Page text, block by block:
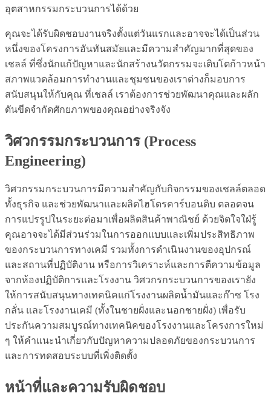
อุตสาหกรรมกระบวนการได้ด้วย
คุณจะได้รับผิดชอบงานจริงตั้งแต่วันแรกและอาจจะได้เป็นส่วน
หนึ่งของโครงการอันทันสมัยและมีความสำคัญมากที่สุดของ
เชลล์ ที่ซึ่งนักแก้ปัญหาและนักสร้างนวัตกรรมจะเติบโตก้าวหน้า
สภาพแวดล้อมการทำงานและชุมชนของเราต่างก็มอบการ
สนับสนุนให้กับคุณ ที่เชลล์ เราต้องการช่วยพัฒนาคุณและผลัก
ดันขีดจำกัดศักยภาพของคุณอย่างจริงจัง
วิศวกรรมกระบวนการ (Process
Engineering)
วิศวกรรมกระบวนการมีความสำคัญกับกิจกรรมของเชลล์ตลอด
ทั้งธุรกิจ และช่วยพัฒนาและผลิตไฮโดรคาร์บอนดิบ ตลอดจน
การแปรรูปในระยะต่อมาเพื่อผลิตสินค้าพาณิชย์ ด้วยจิตใจใฝ่รู้
คุณอาจจะได้มีส่วนร่วมในการออกแบบและเพิ่มประสิทธิภาพ
ของกระบวนการทางเคมี รวมทั้งการดำเนินงานของอุปกรณ์
และสถานที่ปฏิบัติงาน หรือการวิเคราะห์และการตีความข้อมูล
จากห้องปฏิบัติการและโรงงาน วิศวกรกระบวนการของเรายัง
ให้การสนับสนุนทางเทคนิคแก่โรงงานผลิตน้ำมันและก๊าซ โรง
กลั่น และโรงงานเคมี (ทั้งในชายฝั่งและนอกชายฝั่ง) เพื่อรับ
ประกันความสมบูรณ์ทางเทคนิคของโรงงานและโครงการใหม่
ๆ ให้คำแนะนำเกี่ยวกับปัญหาความปลอดภัยของกระบวนการ
และการทดสอบระบบที่เพิ่งติดตั้ง
หน้าที่และความรับผิดชอบ